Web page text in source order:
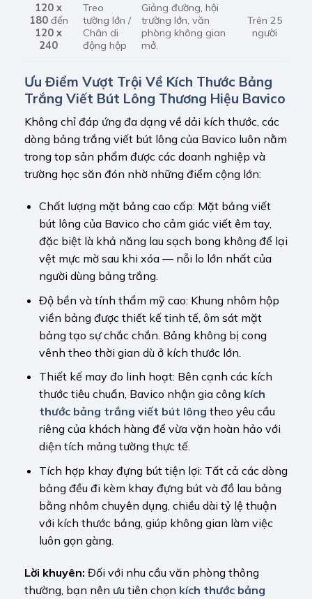
120 x
180đến
120 x
240
Treo
tường lớn /
Chân di
động hộp
Giảng đường, hội
trường lớn, văn
phòng không gian
mở.
Trên 25
người
Ưu Điểm Vượt Trội Về Kích Thước Bảng
Trắng Viết Bút Lông Thương Hiệu Bavico
Không chỉ đáp ứng đa dạng về dải kích thước, các
dòng bảng trắng viết bút lông của Bavico luôn nằm
trong top sản phẩm được các doanh nghiệp và
trường học săn đón nhờ những điểm cộng lớn:
Chất lượng mặt bảng cao cấp: Mặt bảng viết
bút lông của Bavico cho cảm giác viết êm tay,
đặc biệt là khả năng lau sạch bong không để lại
vệt mực mờ sau khi xóa — nỗi lo lớn nhất của
người dùng bảng trắng.
Độ bền và tính thẩm mỹ cao: Khung nhôm hộp
viền bảng được thiết kế tinh tế, ôm sát mặt
bảng tạo sự chắc chắn. Bảng không bị cong
vênh theo thời gian dù ở kích thước lớn.
Thiết kế may đo linh hoạt: Bên cạnh các kích
thước tiêu chuẩn, Bavico nhận gia công kích
thước bảng trắng viết bút lông theo yêu cầu
riêng của khách hàng để vừa vặn hoàn hảo với
diện tích mảng tường thực tế.
Tích hợp khay đựng bút tiện lợi: Tất cả các dòng
bảng đều đi kèm khay đựng bút và đồ lau bảng
bằng nhôm chuyên dụng, chiều dài tỷ lệ thuận
với kích thước bảng, giúp không gian làm việc
luôn gọn gàng.
Lời khuyên: Đối với nhu cầu văn phòng thông
thường, bạn nên ưu tiên chọn kích thước bảng